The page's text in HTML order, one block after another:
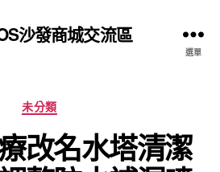
沙發商城交流區
選單
分
類
未分類
改名水塔清潔